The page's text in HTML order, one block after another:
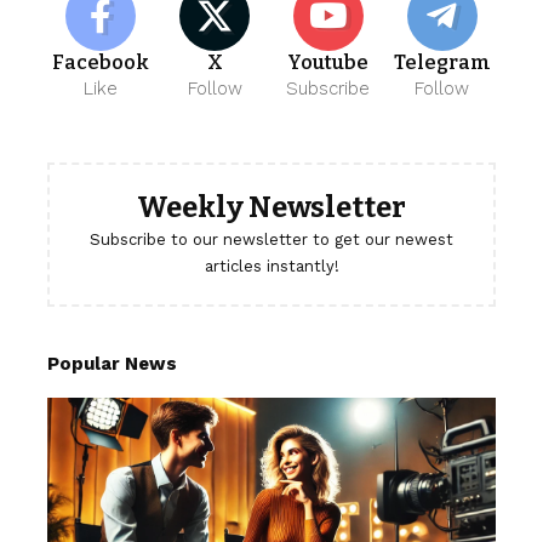
Facebook
Like
X
Follow
Youtube
Subscribe
Telegram
Follow
Weekly Newsletter
Subscribe to our newsletter to get our newest
articles instantly!
Popular News